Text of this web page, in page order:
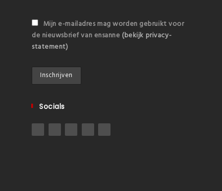
Mijn e-mailadres mag worden gebruikt voor
de nieuwsbrief van ensanne (bekijk privacy-
statement)
Socials